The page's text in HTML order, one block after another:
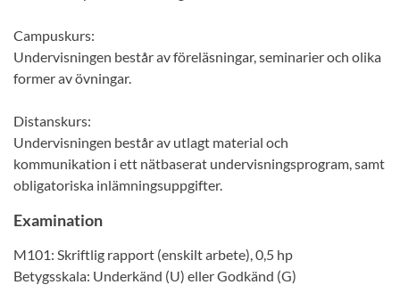
Campuskurs:
Undervisningen består av föreläsningar, seminarier och olika
former av övningar.
Distanskurs:
Undervisningen består av utlagt material och
kommunikation i ett nätbaserat undervisningsprogram, samt
obligatoriska inlämningsuppgifter.
Examination
M101: Skriftlig rapport (enskilt arbete), 0,5 hp
Betygsskala: Underkänd (U) eller Godkänd (G)